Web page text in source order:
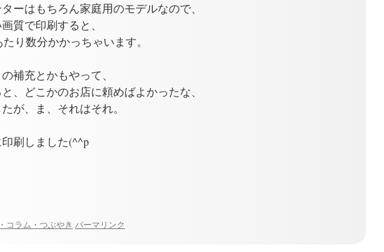
ーはもちろん家庭用のモデルなので、
質で印刷すると、
り数分かかっちゃいます。
補充とかもやって、
、どこかのお店に頼めばよかったな、
が、ま、それはそれ。
刷しました(^^p
コラム・つぶやき パーマリンク